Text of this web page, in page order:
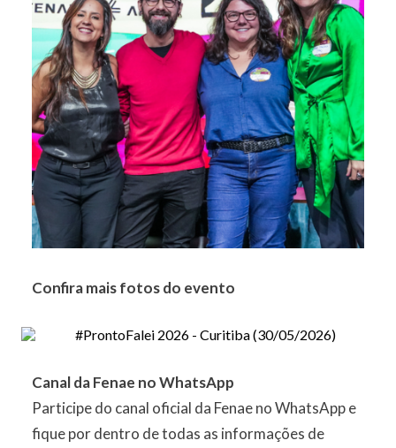
Confira mais fotos do evento
Canal da Fenae no WhatsApp
Participe do canal oficial da Fenae no WhatsApp e
fique por dentro de todas as informações de